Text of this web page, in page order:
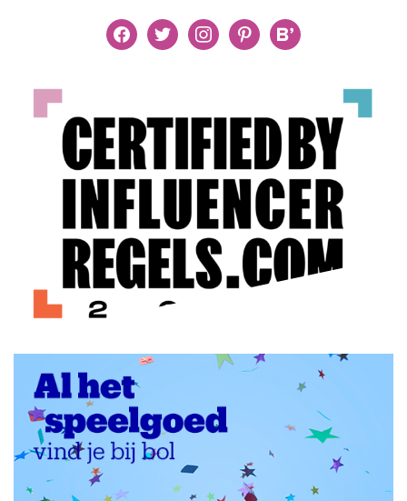
facebooktwitter instagrampinterestbloglovin